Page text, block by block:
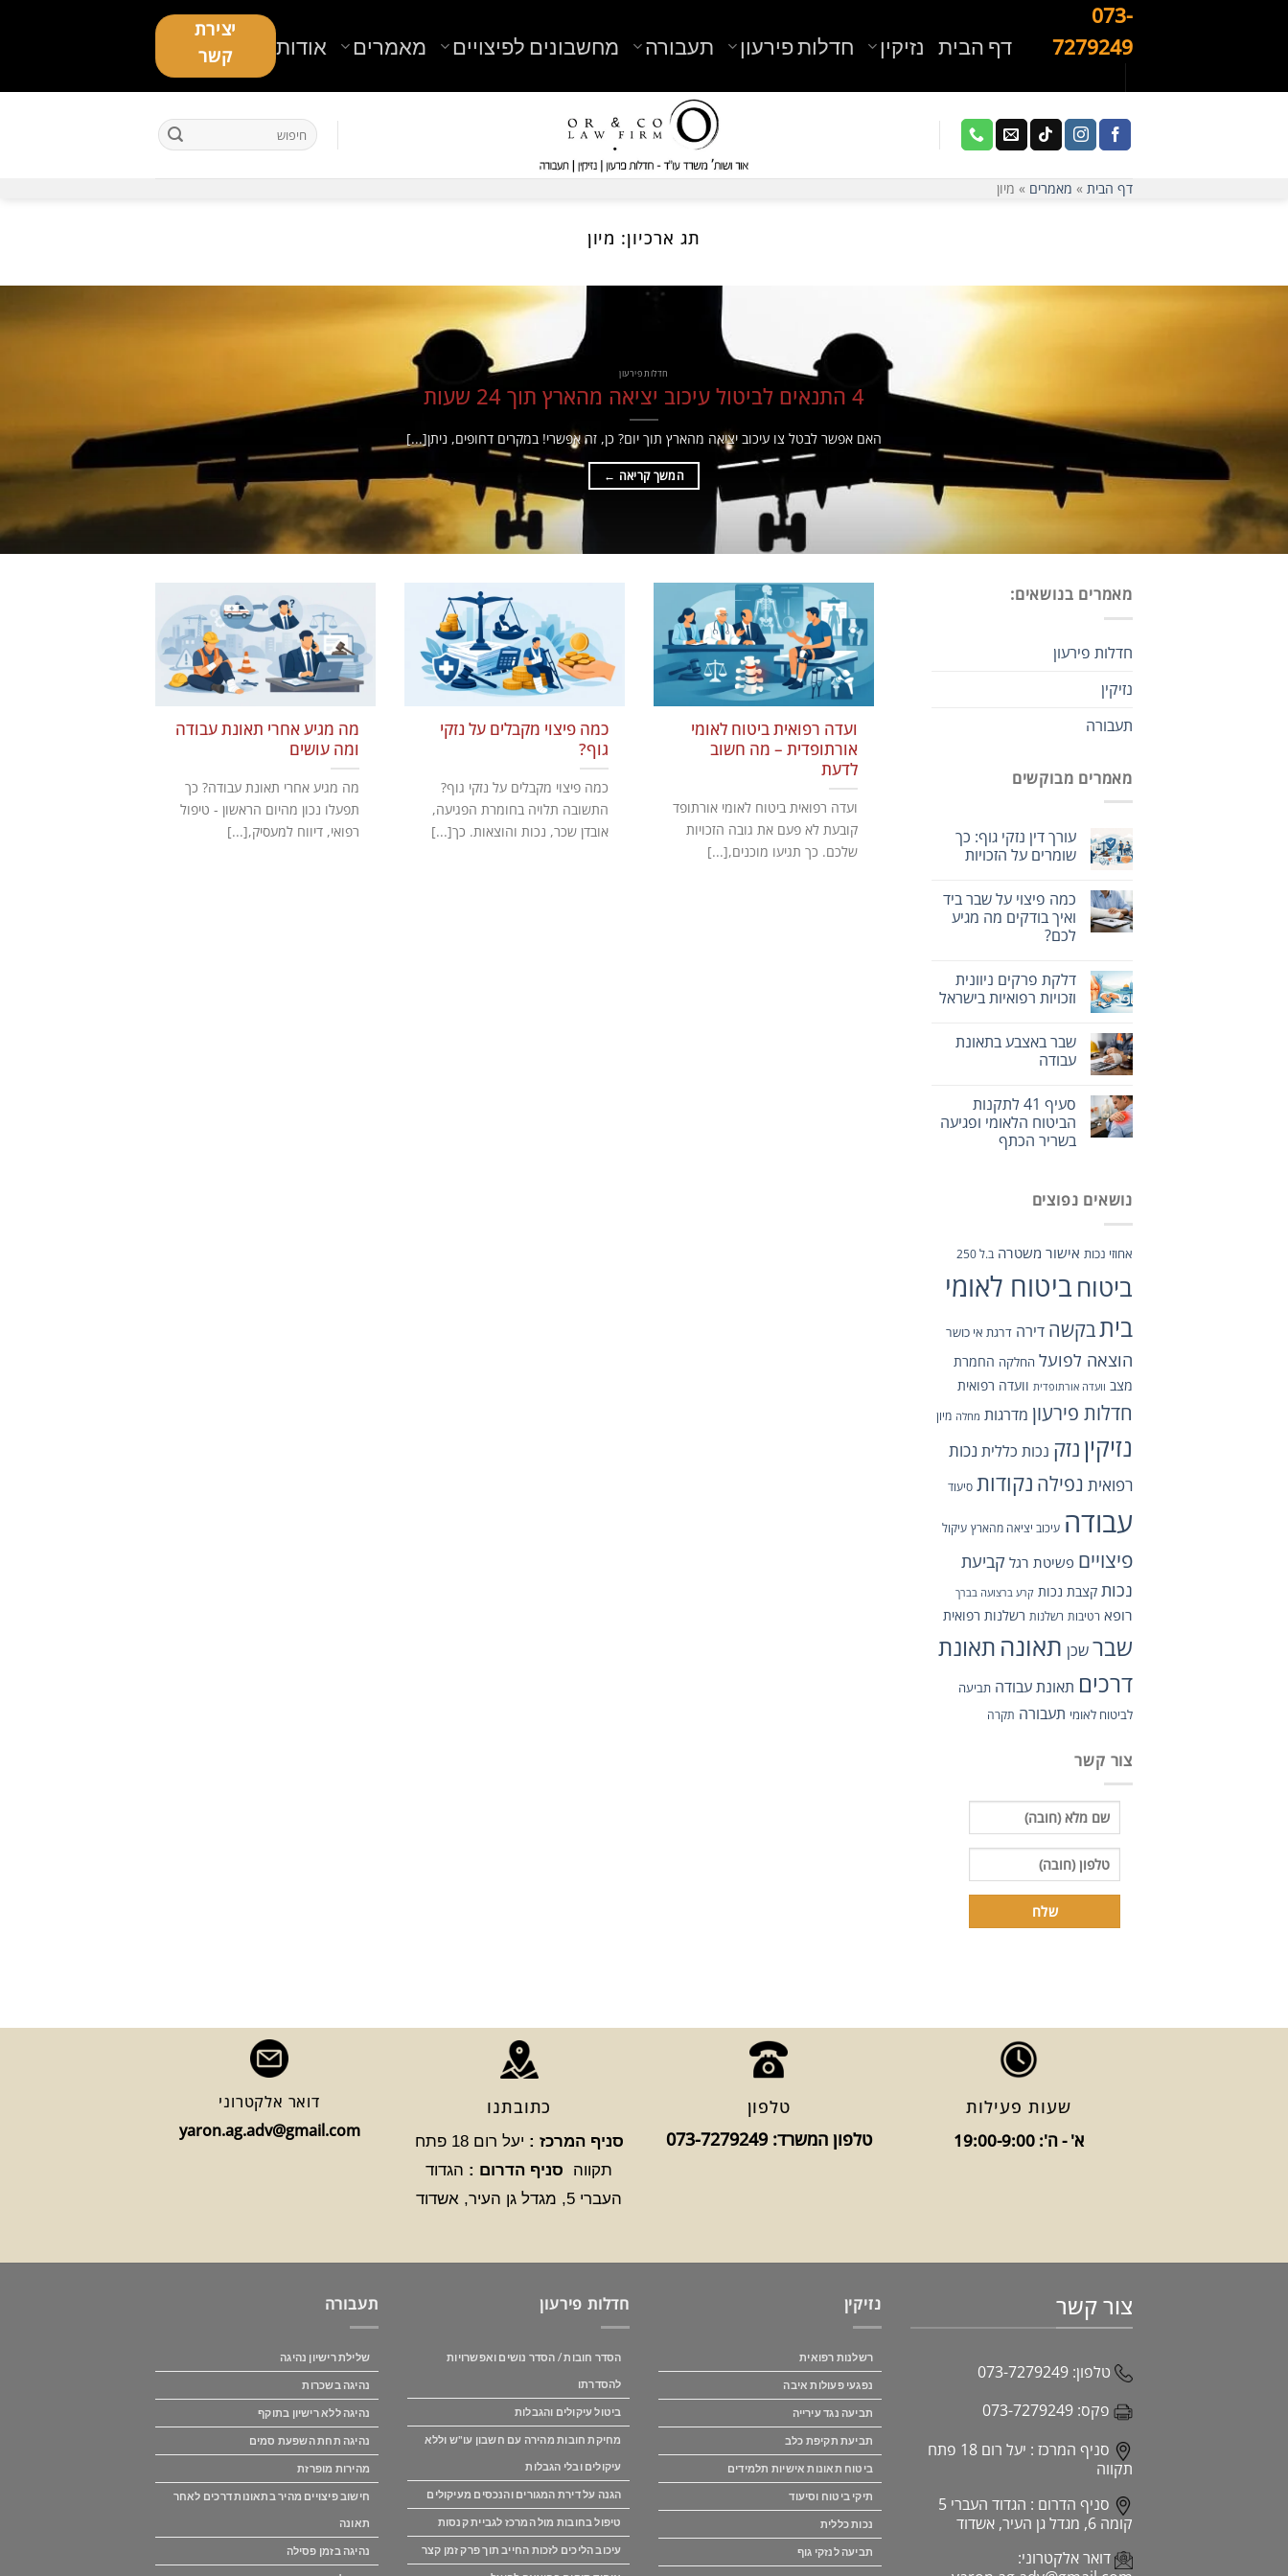
073-
7279249
דף הבית נזיקין חדלות פירעון תעבורה מחשבונים לפיצויים מאמרים אודות
יצירת
קשר
דף הבית » מאמרים » מיון
תג ארכיון: מיון
חדלות פירעון
4 התנאים לביטול עיכוב יציאה מהארץ תוך 24 שעות
האם אפשר לבטל צו עיכוב יציאה מהארץ תוך יום? כן, זה אפשרי! במקרים דחופים, ניתן[...]
המשך קריאה ←
מאמרים בנושאים:
חדלות פירעון
נזיקין
תעבורה
מאמרים מבוקשים
עורך דין נזקי גוף: כך
שומרים על הזכויות
כמה פיצוי על שבר ביד
ואיך בודקים מה מגיע
לכם?
דלקת פרקים ניוונית
וזכויות רפואיות בישראל
שבר באצבע בתאונת
עבודה
סעיף 41 לתקנות
הביטוח הלאומי ופגיעה
בשריר הכתף
נושאים נפוצים
אחוזי נכות אישור משטרה ב.ל 250
ביטוחביטוח לאומי
ביתבקשה דירה דרגת אי כושר
הוצאה לפועל החלקה החמרת
מצב וועדה אורתופדית וועדה רפואית
חדלות פירעון מדרגות מחלה מיון
נזיקיןנזק נכות כללית נכות
רפואית נפילה נקודות סיעוד
עבודה עיכוב יציאה מהארץ עיקול
פיצויים פשיטת רגל קביעת
נכות קצבת נכות קרע ברצועה בברך
רופא רטיבות רשלנות רשלנות רפואית
שברשכן תאונה תאונת
דרכים תאונת עבודה תביעה
לביטוח לאומי תעבורה תקרה
צור קשר
ועדה רפואית ביטוח לאומי
אורתופדית – מה חשוב
לדעת
ועדה רפואית ביטוח לאומי אורתופד
קובעת לא פעם את גובה הזכויות
שלכם. כך תגיעו מוכנים,[...]
כמה פיצוי מקבלים על נזקי
גוף?
כמה פיצוי מקבלים על נזקי גוף?
התשובה תלויה בחומרת הפגיעה,
אובדן שכר, נכות והוצאות. כך[...]
מה מגיע אחרי תאונת עבודה
ומה עושים
מה מגיע אחרי תאונת עבודה? כך
תפעלו נכון מהיום הראשון - טיפול
רפואי, דיווח למעסיק,[...]
שעות פעילות
א' - ה': 19:00-9:00
טלפון
טלפון המשרד: 073-7279249
כתובתנו
סניף המרכז :
יעל רום 18 פתח
תקווה
סניף הדרום : הגדוד
העברי 5, מגדל גן העיר, אשדוד
דואר אלקטרוני
yaron.ag.adv@gmail.com
צור קשר
טלפון: 073-7279249
פקס: 073-7279249
סניף המרכז :
יעל רום 18 פתח
תקווה
סניף הדרום :
הגדוד העברי 5
קומה 6, מגדל גן העיר, אשדוד
דואר אלקטרוני:
נזיקין
רשלנות רפואית
נפגעי פעולות איבה
תביעה נגד עירייה
תביעת תקיפת כלב
ביטוח תאונות אישיות תלמידים
תיקי ביטוח וסיעוד
נכות כללית
תביעה לנזקי גוף
חדלות פירעון
הסדר חובות / הסדר נושים ואפשרויות
להסדרתו
ביטול עיקולים והגבלות
מחיקת חובות מהירה עם חשבון עו"ש וללא
עיקולים ובלי הגבלות
הגנה על דירת המגורים והנכסים מעיקולים
טיפול בחובות מול המרכז לגביית קנסות
עיכוב הליכים לזכות החייב תוך פרק זמן קצר
תעבורה
שלילת רישיון נהיגה
נהיגה בשכרות
נהיגה ללא רישיון בתוקף
נהיגה תחת השפעת סמים
מהירות מופרזת
חישוב פיצויים מהיר בתאונות דרכים לאחר
תאונה
נהיגה בזמן פסילה